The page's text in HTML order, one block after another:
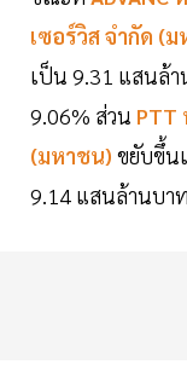
เซอร์วิสจำกัด (
เป็น 9.31 แสนล้
9.06% ส่วน PTT
(มหาชน) ขยับขึ้น
9.14 แสนล้านบา